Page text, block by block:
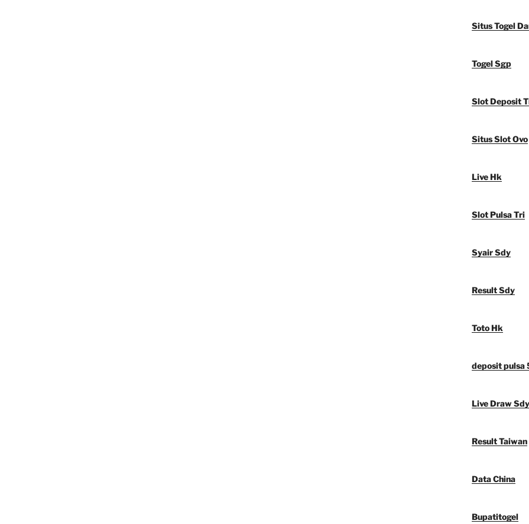
Situs Togel
Togel Sgp
Slot Deposit
Situs Slot Ovo
Live Hk
Slot Pulsa Tri
Syair Sdy
Result Sdy
Toto Hk
deposit pulsa
Live Draw Sdy
Result Taiwan
Data China
Bupatitogel